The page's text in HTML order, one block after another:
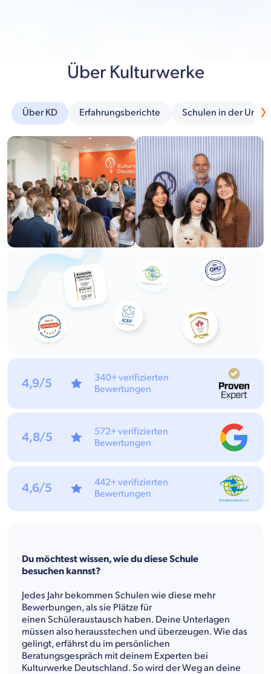
Über Kulturwerke
Über KD Erfahrungsberichte Schulen in der
Du möchtest wissen, wie du diese Schule
besuchen kannst?
Jedes Jahr bekommen Schulen wie diese mehr
Bewerbungen, als sie Plätze für
einen Schüleraustausch haben. Deine Unterlagen
müssen also herausstechen und überzeugen. Wie das
gelingt, erfährst du im persönlichen
Beratungsgespräch mit deinem Experten bei
Kulturwerke Deutschland. So wird der Weg an deine
4,9/5
340+ verifizierten
Bewertungen
4,8/5
572+ verifizierten
Bewertungen
4,6/5
442+ verifizierten
Bewertungen